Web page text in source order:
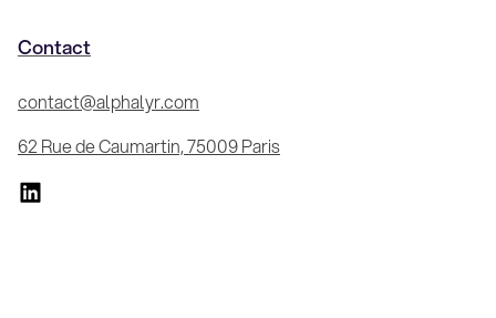
Contact
contact@alphalyr.com
62 Rue de Caumartin, 75009 Paris